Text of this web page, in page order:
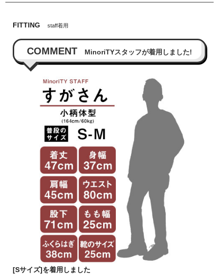
FITTING staff着用
COMMENT MinoriTYスタッフが着用しました!
[Sサイズ]を着用しました